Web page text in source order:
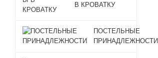
В КРОВАТКУ
ПОСТЕЛЬНЫЕ
ПРИНАДЛЕЖНОСТИ